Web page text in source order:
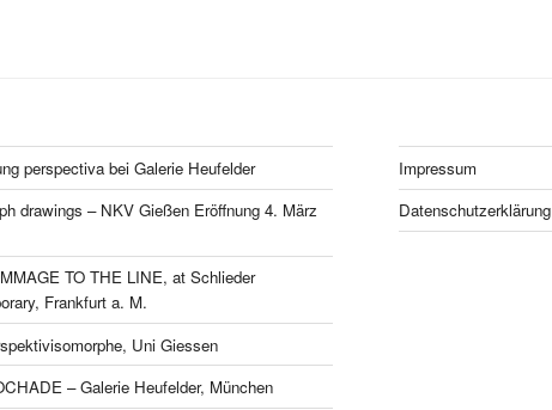
perspectiva bei Galerie Heufelder
drawings – NKV Gießen Eröffnung 4. März
TO THE LINE, at Schlieder
Frankfurt a. M.
Uni Giessen
– Galerie Heufelder, München
Impressum
Datenschutzerklärung